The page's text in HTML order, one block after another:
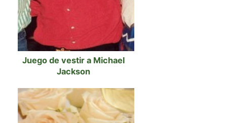
Juego de vestir a Michael
Jackson